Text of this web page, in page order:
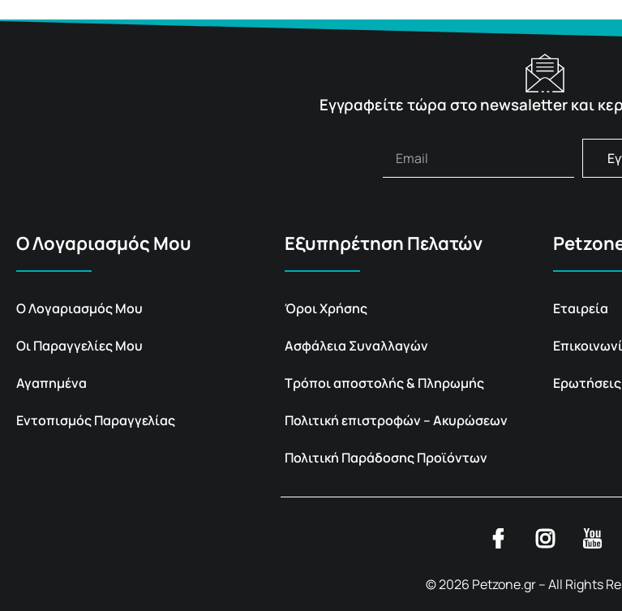
Εγγραφείτε τώρα στο newsaletter και
Ο Λογαριασμός Μου
Ο Λογαριασμός Μου
Οι Παραγγελίες Μου
Αγαπημένα
Εντοπισμός Παραγγελίας
Εξυπηρέτηση Πελατών
Όροι Χρήσης
Ασφάλεια Συναλλαγών
Τρόποι αποστολής & Πληρωμής
Πολιτική επιστροφών – Ακυρώσεων
Πολιτική Παράδοσης Προϊόντων
Εταιρεία
Ερωτήσεις
© 2026 Petzone.gr – All Rights